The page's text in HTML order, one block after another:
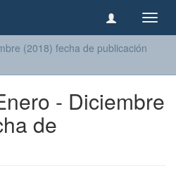
(2018) fecha de publicación
- Diciembre
de